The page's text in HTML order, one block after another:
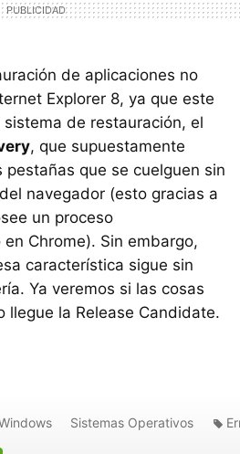
de aplicaciones no
Explorer 8, ya que este
de restauración, el
, que supuestamente
que se cuelguen sin
navegador (esto gracias a
un proceso
Chrome). Sin embargo,
característica sigue sin
Ya veremos si las cosas
llegue la Release Candidate.
Sistemas Operativos